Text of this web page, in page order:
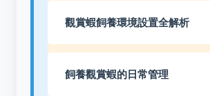
觀賞蝦飼養環境設置全解析
飼養觀賞蝦的日常管理